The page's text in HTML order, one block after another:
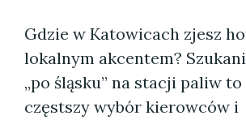
Gdzie w Katowicach zjesz
lokalnym akcentem?
„po śląsku” na stacji paliw
częstszy wybór kierowców i